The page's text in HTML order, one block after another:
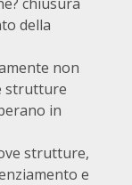
della
non
strutture
in
strutture,
e